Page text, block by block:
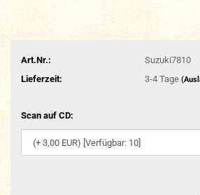
Art.Nr.:
Suzuki7810
Lieferzeit:
3-4 Tage
Scan auf CD: